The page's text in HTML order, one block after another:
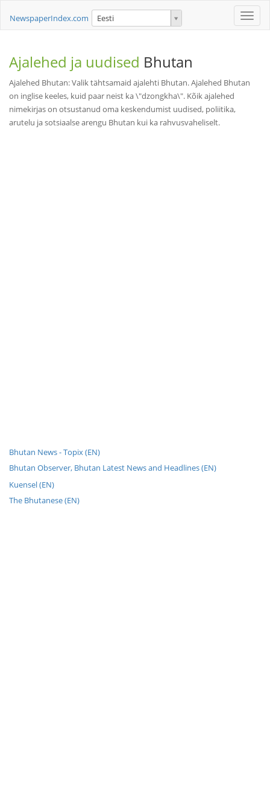
Toggle
NewspaperIndex.com Eesti
Ajalehed ja uudised Bhutan
Ajalehed Bhutan: Valik tähtsamaid ajalehti Bhutan. Ajalehed Bhutan
on inglise keeles, kuid paar neist ka \"dzongkha\". Kõik ajalehed
nimekirjas on otsustanud oma keskendumist uudised, poliitika,
arutelu ja sotsiaalse arengu Bhutan kui ka rahvusvaheliselt.
Bhutan News - Topix (EN)
Bhutan Observer, Bhutan Latest News and Headlines (EN)
Kuensel (EN)
The Bhutanese (EN)